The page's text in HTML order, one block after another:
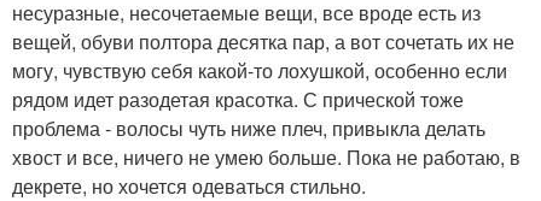
несуразные, несочетаемые вещи, все вроде есть из
вещей, обуви полтора десятка пар, а вот сочетать их не
могу, чувствую себя какой-то лохушкой, особенно если
рядом идет разодетая красотка. С прической тоже
проблема - волосы чуть ниже плеч, привыкла делать
хвост и все, ничего не умею больше. Пока не работаю, в
декрете, но хочется одеваться стильно.